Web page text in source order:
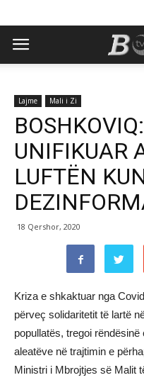
Lajme Mali i Zi
UNIFIKUAR
LUFTËN
18 Qershor, 2020
Kriza e shkaktuar nga
përveç solidaritetit të lartë
popullatës, tregoi
aleatëve në trajtimin e
Ministri i Mbrojtjes së Malit